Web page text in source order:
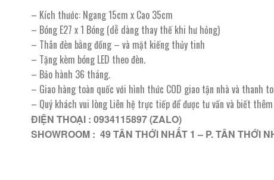
– Kích thước: Ngang 15cm x Cao 35cm
– Bóng E27 x 1 Bóng (dễ dàng thay thế khi hư hỏng)
– Thân đèn bằng đồng – và mặt kiếng thủy tinh
– Tặng kèm bóng LED theo đèn.
– Bảo hành 36 tháng.
– Giao hàng toàn quốc với hình thức COD giao tận nhà và thanh
– Quý khách vui lòng Liên hệ trực tiếp để được tư vấn và biết
ĐIỆN THOẠI : 0934115897 (ZALO)
SHOWROOM : 49 TÂN THỚI NHẤT 1 – P. TÂN THỚI